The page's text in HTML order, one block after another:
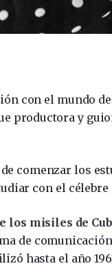
con el mundo
productora y
comenzar los
con el
los misiles de
de
hasta el año